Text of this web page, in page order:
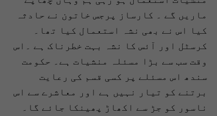
ماریں گے ۔ کارساز پرجس خاتون نے حادثہ
کیا اس نے بھی نشہ استعمال کیا تھا۔
کرسٹل اور آئس کا نشہ بہت خطرناک ہے ۔اس
وقت سب سے بڑا مسئلہ منشیات ہے۔ حکومت
سندھ اس مسئلے پر کسی قسم کی رعایت
برتنے کو تیار نہیں ہے اور معاشرے سے اس
ناسور کو جڑ سے اکھاڑ پھینکا جائے گا۔